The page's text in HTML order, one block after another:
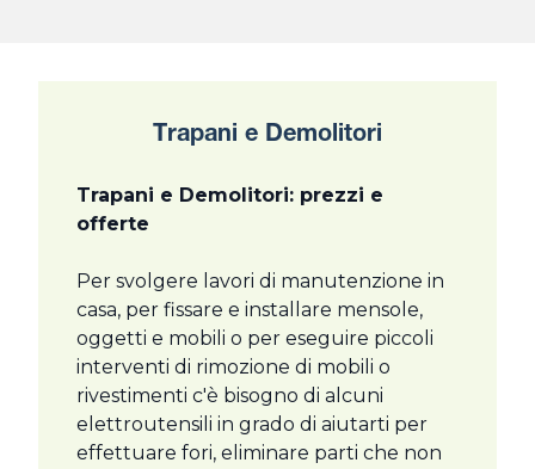
Trapani e Demolitori
Trapani e Demolitori: prezzi e
offerte
Per svolgere lavori di manutenzione in
casa, per fissare e installare mensole,
oggetti e mobili o per eseguire piccoli
interventi di rimozione di mobili o
rivestimenti c'è bisogno di alcuni
elettroutensili in grado di aiutarti per
effettuare fori, eliminare parti che non